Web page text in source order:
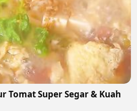
Tomat Super Segar & Kuah